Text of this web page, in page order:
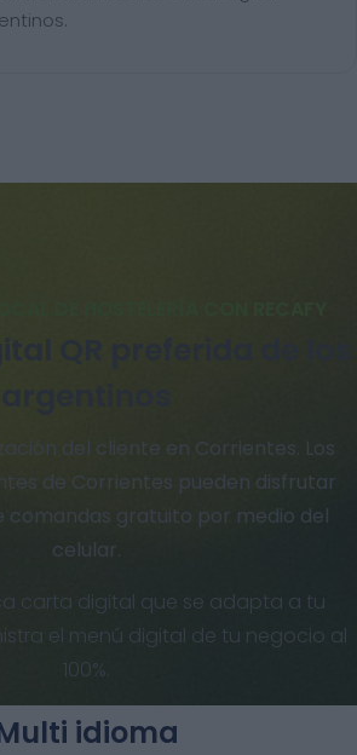
del cliente en Corrientes. Los
de Corrientes pueden disfrutar
comandas gratuito por medio del
celular.
carta digital que se adapta a tu
el menú digital de tu negocio al
100%.
idioma